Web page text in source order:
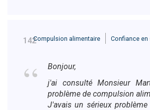
142Compulsion alimentaire Confiance en
Bonjour,
j'ai consulté Monsieur
problème de compulsion
J'avais un sérieux